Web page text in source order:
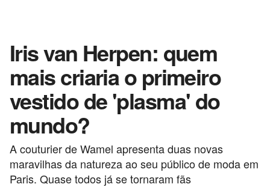
Iris van Herpen: quem
mais criaria o primeiro
vestido de 'plasma' do
mundo?
A couturier de Wamel apresenta duas novas
maravilhas da natureza ao seu público de moda em
Paris. Quase todos já se tornaram fãs